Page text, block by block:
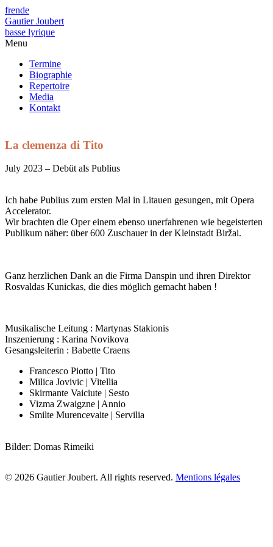
frende
Gautier Joubert
basse lyrique
Menu
Termine
Biographie
Repertoire
Media
Kontakt
La clemenza di Tito
July 2023 – Debüt als Publius
Ich habe Publius zum ersten Mal in Litauen gesungen, mit Opera
Accelerator.
Wir brachten die Oper einem ebenso unerfahrenen wie begeisterten
Publikum näher: über 600 Zuschauer in der Kleinstadt Biržai.
Ganz herzlichen Dank an die Firma Danspin und ihren Direktor
Rosvaldas Kunickas, die dies möglich gemacht haben !
Musikalische Leitung : Martynas Stakionis
Inszenierung : Karina Novikova
Gesangsleiterin : Babette Craens
Francesco Piotto | Tito
Milica Jovivic | Vitellia
Skirmante Vaiciute | Sesto
Vizma Zwaigzne | Annio
Smilte Murencevaite | Servilia
Bilder: Domas Rimeiki
© 2026 Gautier Joubert. All rights reserved. Mentions légales